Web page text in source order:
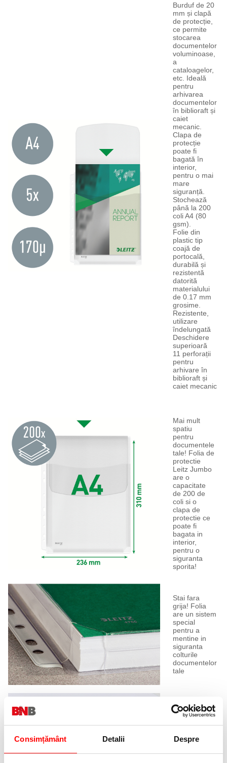
Consimțământ Detalii Despre
Burduf de 20
mm și clapă
de protecție,
ce permite
stocarea
documentelor
voluminoase,
a
cataloagelor,
etc. Ideală
pentru
arhivarea
documentelor
în biblioraft și
caiet
mecanic.
Clapa de
protecție
poate fi
bagată în
interior,
pentru o mai
mare
siguranță.
Stochează
până la 200
coli A4 (80
gsm).
Folie din
plastic tip
coajă de
portocală,
durabilă și
rezistentă
datorită
materialului
de 0.17 mm
grosime.
Rezistente,
utilizare
îndelungată
Deschidere
superioară
11 perforații
pentru
arhivare în
biblioraft și
caiet mecanic
Mai mult
spatiu
pentru
documentele
tale! Folia de
protectie
Leitz Jumbo
are o
capacitate
de 200 de
coli si o
clapa de
protectie ce
poate fi
bagata in
interior,
pentru o
siguranta
sporita!
Stai fara
grija! Folia
are un sistem
special
pentru a
mentine in
siguranta
colturile
documentelor
tale
Rezistenta
Folia este